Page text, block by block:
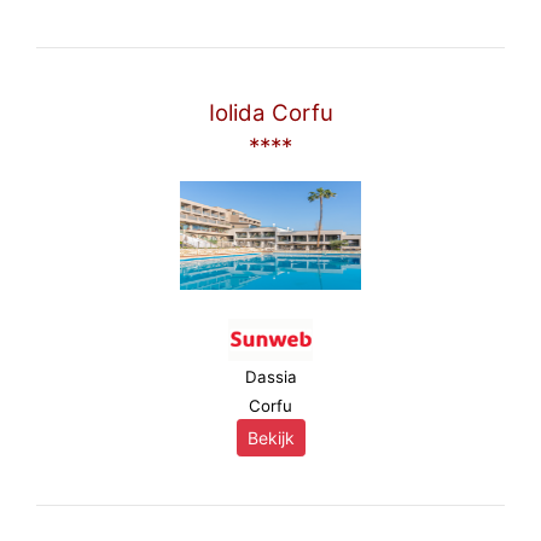
Iolida Corfu
****
Dassia
Corfu
Bekijk